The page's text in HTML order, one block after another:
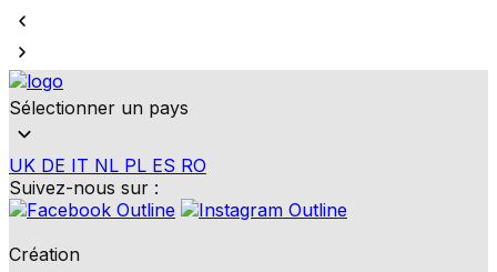
Sélectionner un pays
UK DE IT NL PL ES RO
Suivez-nous sur :
Création